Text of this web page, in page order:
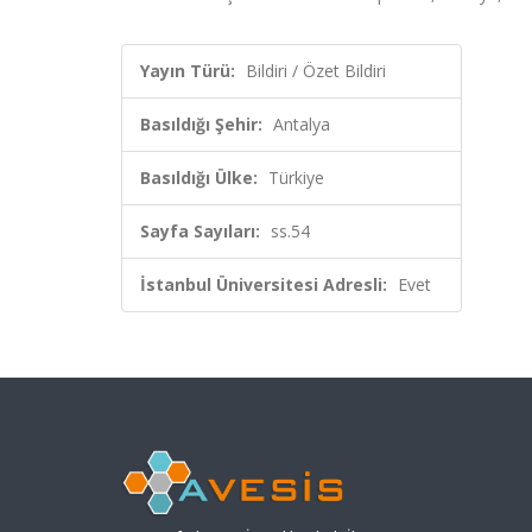
Yayın Türü: Bildiri / Özet Bildiri
Basıldığı Şehir: Antalya
Basıldığı Ülke: Türkiye
Sayfa Sayıları: ss.54
İstanbul Üniversitesi Adresli: Evet